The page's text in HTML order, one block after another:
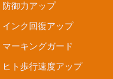
防御力アップ
インク回復アップ
マーキングガード
ヒト歩行速度アップ